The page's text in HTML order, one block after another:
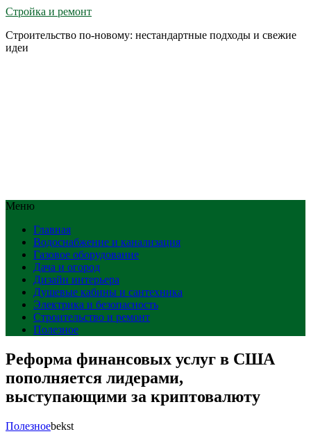
Стройка и ремонт
Строительство по-новому: нестандартные подходы и свежие
идеи
Меню
Главная
Водоснабжение и канализация
Газовое оборудование
Дача и огород
Дизайн интерьера
Душевые кабины и сантехника
Электрика и безопасность
Строительство и ремонт
Полезное
Реформа финансовых услуг в США
пополняется лидерами,
выступающими за криптовалюту
Полезноеbekst